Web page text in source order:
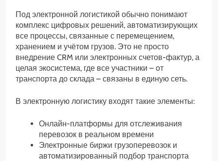
Под электронной логистикой обычно понимают
комплекс цифровых решений, автоматизирующих
все процессы, связанные с перемещением,
хранением и учётом грузов. Это не просто
внедрение CRM или электронных счетов-фактур, а
целая экосистема, где все участники – от
транспорта до склада – связаны в единую сеть.
В электронную логистику входят такие элементы:
Онлайн-платформы для отслеживания
перевозок в реальном времени
Электронные биржи грузоперевозок и
автоматизированный подбор транспорта